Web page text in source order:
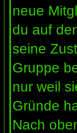
neue
du auf
seine
Gruppe
nur weil
Gründe
Nach